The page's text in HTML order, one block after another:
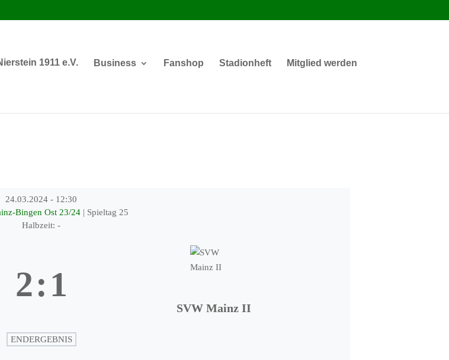
Business Fanshop Stadionheft Mitglied werden
24.03.2024 - 12:30
Bingen Ost 23/24 | Spieltag 25
Halbzeit: -
2:1
SVW Mainz II
ENDERGEBNIS